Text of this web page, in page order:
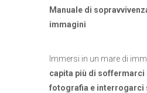
Manuale di
immagini
Immersi in un mare di
capita più di soffermarci
fotografia e interrogarci